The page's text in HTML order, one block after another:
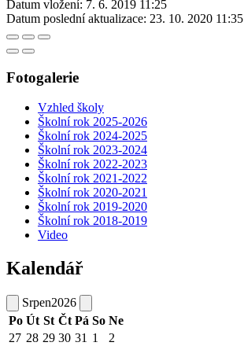
Datum vložení: 7. 6. 2019 11:25
Datum poslední aktualizace: 23. 10. 2020 11:35
Fotogalerie
Vzhled školy
Školní rok 2025-2026
Školní rok 2024-2025
Školní rok 2023-2024
Školní rok 2022-2023
Školní rok 2021-2022
Školní rok 2020-2021
Školní rok 2019-2020
Školní rok 2018-2019
Video
Kalendář
Srpen2026
Po Út St Čt Pá So Ne
27 28 29 30 31 1
2